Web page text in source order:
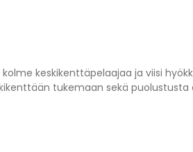
keskikenttäpelaajaa ja viisi
tukemaan sekä